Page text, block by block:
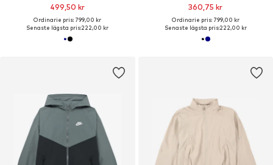
499,50 kr
Ordinarie pris: 799,00 kr
Senaste lägsta pris:222,00 kr
360,75 kr
Ordinarie pris: 799,00 kr
Senaste lägsta pris:222,00 kr